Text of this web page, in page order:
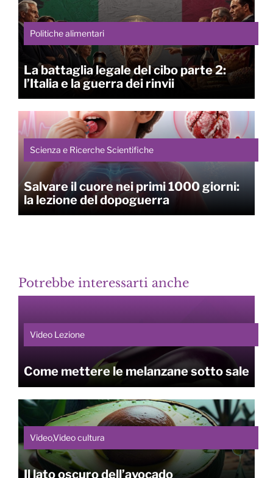
Politiche alimentari
La battaglia legale del cibo parte 2:
l’Italia e la guerra dei rinvii
Scienza e Ricerche Scientifiche
Salvare il cuore nei primi 1000 giorni:
la lezione del dopoguerra
Potrebbe interessarti anche
Video Lezione
Come mettere le melanzane sotto sale
Video,Video cultura
Il lato oscuro dell’avocado